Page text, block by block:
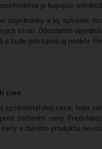
je kupujúci
objednávky a jej splnenie
strán. Odoslaním
bude prístupná aj neskôr.
cien
spotrebiteľskej cene, teda
znížením ceny.
u daného produktu